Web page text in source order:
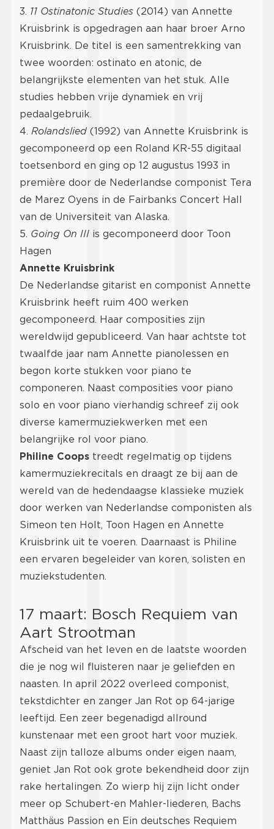
3. 11 Ostinatonic Studies (2014) van Annette
Kruisbrink is opgedragen aan haar broer Arno
Kruisbrink. De titel is een samentrekking van
twee woorden: ostinato en atonic, de
belangrijkste elementen van het stuk. Alle
studies hebben vrije dynamiek en vrij
pedaalgebruik.
4. Rolandslied (1992) van Annette Kruisbrink is
gecomponeerd op een Roland KR-55 digitaal
toetsenbord en ging op 12 augustus 1993 in
première door de Nederlandse componist Tera
de Marez Oyens in de Fairbanks Concert Hall
van de Universiteit van Alaska.
5. Going On III is gecomponeerd door Toon
Hagen
Annette Kruisbrink
De Nederlandse gitarist en componist Annette
Kruisbrink heeft ruim 400 werken
gecomponeerd. Haar composities zijn
wereldwijd gepubliceerd. Van haar achtste tot
twaalfde jaar nam Annette pianolessen en
begon korte stukken voor piano te
componeren. Naast composities voor piano
solo en voor piano vierhandig schreef zij ook
diverse kamermuziekwerken met een
belangrijke rol voor piano.
Philine Coops treedt regelmatig op tijdens
kamermuziekrecitals en draagt ze bij aan de
wereld van de hedendaagse klassieke muziek
door werken van Nederlandse componisten als
Simeon ten Holt, Toon Hagen en Annette
Kruisbrink uit te voeren. Daarnaast is Philine
een ervaren begeleider van koren, solisten en
muziekstudenten.
17 maart: Bosch Requiem van
Aart Strootman
Afscheid van het leven en de laatste woorden
die je nog wil fluisteren naar je geliefden en
naasten. In april 2022 overleed componist,
tekstdichter en zanger Jan Rot op 64-jarige
leeftijd. Een zeer begenadigd allround
kunstenaar met een groot hart voor muziek.
Naast zijn talloze albums onder eigen naam,
geniet Jan Rot ook grote bekendheid door zijn
rake hertalingen. Zo wierp hij zijn licht onder
meer op Schubert-en Mahler-liederen, Bachs
Matthäus Passion en Ein deutsches Requiem